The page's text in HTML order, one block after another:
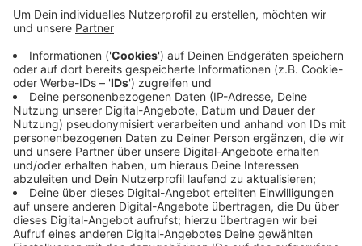
In Bocholt-Spork haben am Abend (15.04.) zwei
Scheunen auf einem Hof am Reyerdingsbach gebrannt.
Der Notruf ging kurz vor 20 Uhr 45 ein. Auf dem Hof
wurde zum Glück niemand verletzt – denn er steht
schon seit längerem leer. Zuerst brannte nur eine
Scheune, dann griffen die Flammen auf eine zweite
Scheune über. Die Feuerwehr konnte verhindern, dass
auch die anderen Gebäude Feuer fingen. Verletzt
wurde niemand. Der Hof ist wohl schon seit längerem
unbewohnt.
Anzeige